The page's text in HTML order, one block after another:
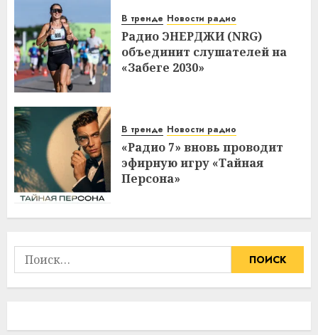
В тренде Новости радио
Радио ЭНЕРДЖИ (NRG)
объединит слушателей на
«Забеге 2030»
В тренде Новости радио
«Радио 7» вновь проводит
эфирную игру «Тайная
Персона»
Найти: